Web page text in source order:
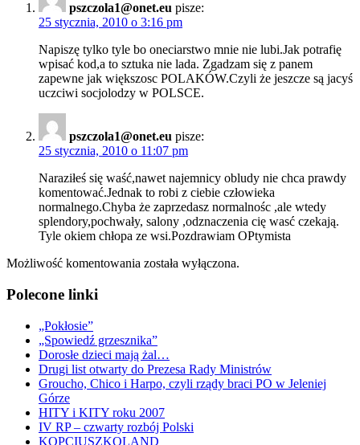
pszczola1@onet.eu pisze:
25 stycznia, 2010 o 3:16 pm
Napiszę tylko tyle bo oneciarstwo mnie nie lubi.Jak potrafię
wpisać kod,a to sztuka nie lada. Zgadzam się z panem
zapewne jak większosc POLAKÓW.Czyli że jeszcze są jacyś
uczciwi socjolodzy w POLSCE.
pszczola1@onet.eu pisze:
25 stycznia, 2010 o 11:07 pm
Naraziłeś się waść,nawet najemnicy obludy nie chca prawdy
komentować.Jednak to robi z ciebie człowieka
normalnego.Chyba że zaprzedasz normalnośc ,ale wtedy
splendory,pochwały, salony ,odznaczenia cię wasć czekają.
Tyle okiem chłopa ze wsi.Pozdrawiam OPtymista
Możliwość komentowania została wyłączona.
Polecone linki
„Pokłosie”
„Spowiedź grzesznika”
Dorosłe dzieci mają żal…
Drugi list otwarty do Prezesa Rady Ministrów
Groucho, Chico i Harpo, czyli rządy braci PO w Jeleniej
Górze
HITY i KITY roku 2007
IV RP – czwarty rozbój Polski
KOPCIUSZKOLAND